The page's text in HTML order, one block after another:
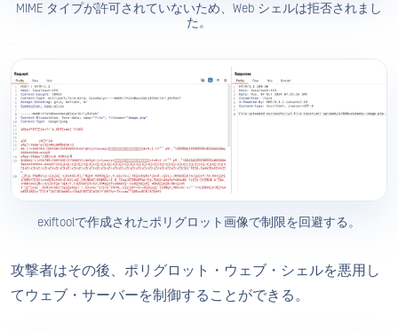
MIME タイプが許可されていないため、Web シェルは拒否されまし
た。
exiftoolで作成されたポリグロット画像で制限を回避する。
攻撃者はその後、ポリグロット・ウェブ・シェルを悪用し
てウェブ・サーバーを制御することができる。